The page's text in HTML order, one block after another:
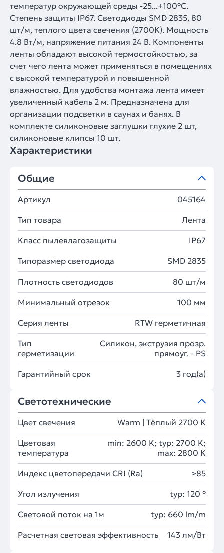
температур окружающей среды -25...+100°С.
Степень защиты IP67. Светодиоды SMD 2835, 80
шт/м, теплого цвета свечения (2700K). Мощность
4.8 Вт/м, напряжение питания 24 В. Компоненты
ленты обладают высокой термостойкостью, за
счет чего лента может применяться в помещениях
с высокой температурой и повышенной
влажностью. Для удобства монтажа лента имеет
увеличенный кабель 2 м. Предназначена для
организации подсветки в саунах и банях. В
комплекте силиконовые заглушки глухие 2 шт,
силиконовые клипсы 10 шт.
Характеристики
Общие
Артикул 045164
Тип товара Лента
Класс пылевлагозащиты IP67
Типоразмер светодиода SMD 2835
Плотность светодиодов 80 шт/м
Минимальный отрезок 100 мм
Серия ленты RTW герметичная
Тип
герметизации
Силикон, экструзия прозр.
прямоуг. - PS
Гарантийный срок 3 год(а)
Светотехнические
Цвет свечения Warm | Тёплый 2700 K
Цветовая
температура
min: 2600 K; typ: 2700 K;
max: 2800 K
Индекс цветопередачи CRI (Ra) >85
Угол излучения typ: 120 °
Световой поток на 1м typ: 660 lm/m
Расчетная световая эффективность 143 лм/Вт